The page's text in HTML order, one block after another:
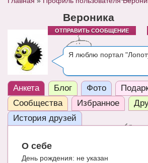
НОВОРОЖДЕННЫЙ
РАЗВИТИЕ
ВОПРОС-ОТВЕТ
ЧАТ
КНИГИ
Сказки
Вероника
ОТПРАВИТЬ СООБЩЕНИЕ
Я люблю портал
Анкета Блог Фото
Сообщества
Избранное
История друзей
О себе
День рождения: не указан